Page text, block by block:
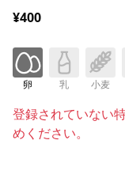
¥400
卵 乳 小麦
登録されていない
めください。